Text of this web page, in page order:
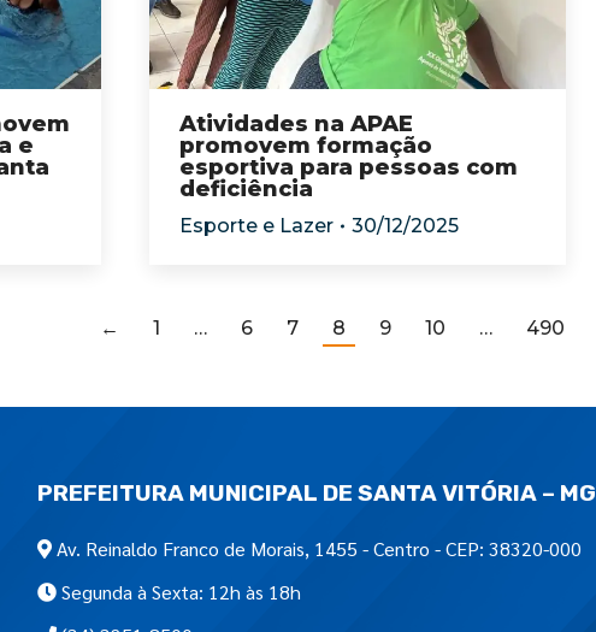
e
Atividades na APAE
promovem formação
esportiva para pessoas com
deficiência
Esporte e Lazer 30/12/2025
← 1 … 6 7 8 9 10 … 490
PREFEITURA MUNICIPAL DE SANTA VITÓRIA – MG
Av. Reinaldo Franco de Morais, 1455 - Centro - CEP: 38320-000
Segunda à Sexta: 12h às 18h